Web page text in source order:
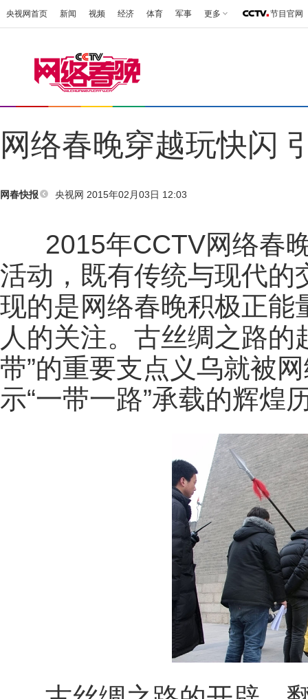
央视网首页 新闻 视频 经济 体育 军事 更多 节目官网
网络春晚穿越玩快闪
网春快报 央视网 2015年02月03日 12:03
2015年CCTV网络春晚
活动，既有传统与现代的
现的是网络春晚积极正能
人的关注。古丝绸之路的
带”的重要支点义乌就被
示“一带一路”承载的辉煌